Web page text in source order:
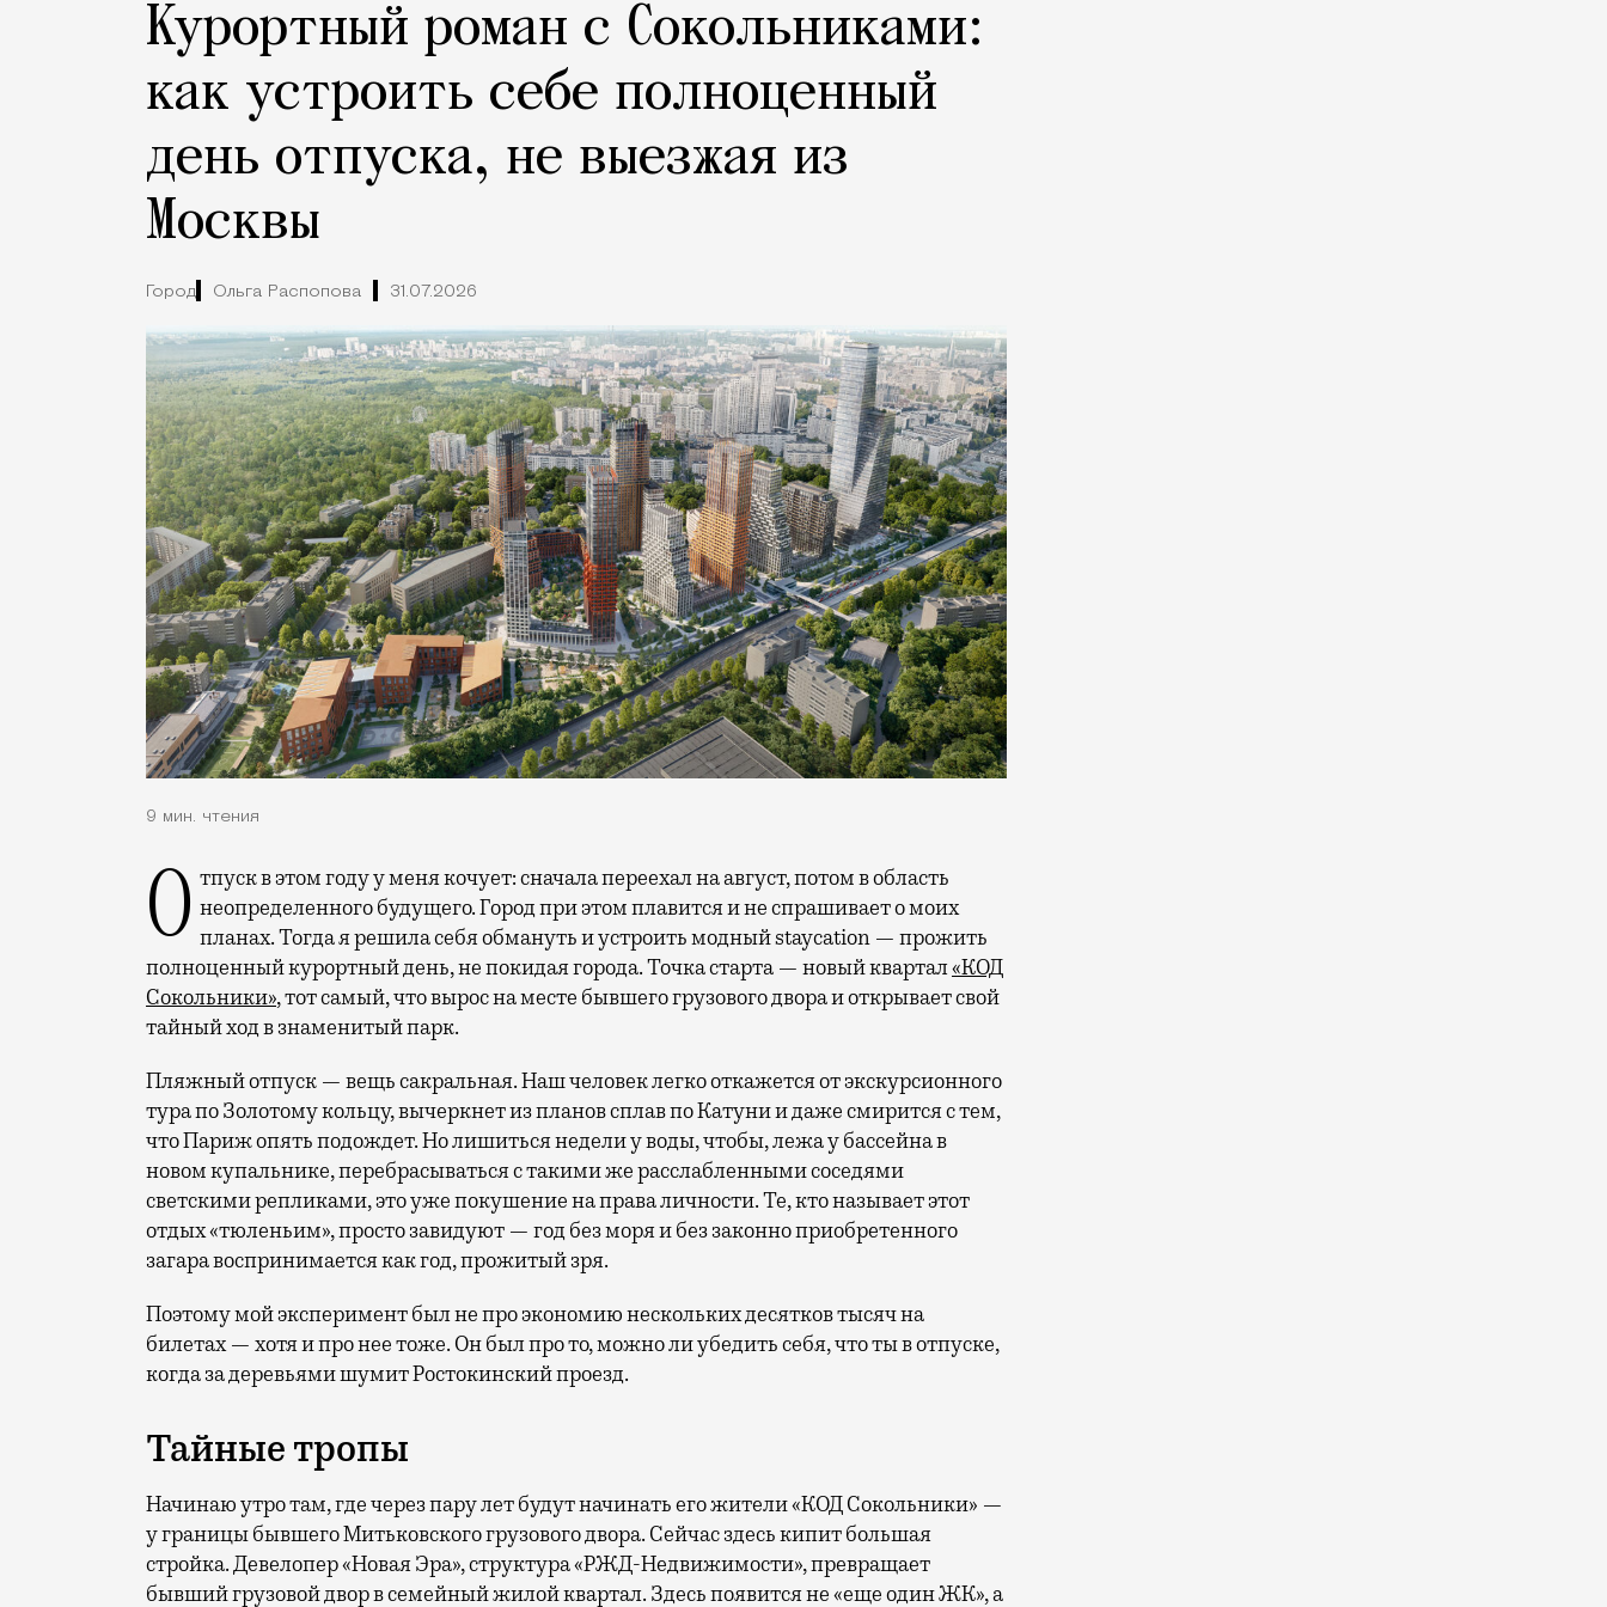
Курортный роман с Сокольниками:
как устроить себе полноценный
день отпуска, не выезжая из
Москвы
Город Ольга Распопова 31.07.2026
9 мин. чтения
Отпуск в этом году у меня кочует: сначала переехал на август, потом в область неопределенного будущего. Город при этом плавится и не спрашивает о моих
планах. Тогда я решила себя обмануть и устроить модный staycation — прожить
полноценный курортный день, не покидая города. Точка старта — новый квартал«КОД
Сокольники», тот самый, что вырос на месте бывшего грузового двора и открывает свой
тайный ход в знаменитый парк.
Пляжный отпуск — вещь сакральная. Наш человек легко откажется от экскурсионного
тура по Золотому кольцу, вычеркнет из планов сплав по Катуни и даже смирится с тем,
что Париж опять подождет. Но лишиться недели у воды, чтобы, лежа у бассейна в
новом купальнике, перебрасываться с такими же расслабленными соседями
светскими репликами, это уже покушение на права личности. Те, кто называет этот
отдых «тюленьим», просто завидуют — год без моря и без законно приобретенного
загара воспринимается как год, прожитый зря.
Поэтому мой эксперимент был не про экономию нескольких десятков тысяч на
билетах — хотя и про нее тоже. Он был про то, можно ли убедить себя, что ты в отпуске,
когда за деревьями шумит Ростокинский проезд.
Тайные тропы
Начинаю утро там, где через пару лет будут начинать его жители «КОД Сокольники» —
у границы бывшего Митьковского грузового двора. Сейчас здесь кипит большая
стройка. Девелопер «Новая Эра», структура «РЖД-Недвижимости», превращает
бывший грузовой двор в семейный жилой квартал. Здесь появится не «еще один ЖК», а